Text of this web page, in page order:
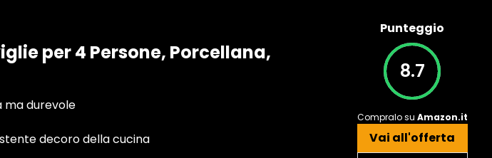
per 4 Persone, Porcellana,
ma durevole
decoro della cucina
Punteggio
8.7
Compralo su Amazon.it
Vai all'offerta